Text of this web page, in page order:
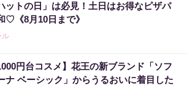
ットの日」は必見！土日はお得なピザパ
♡《8月10日まで》
ル
円台コスメ】花王の新ブランド「ソフ
ナ ベーシック」からうるおいに着目した